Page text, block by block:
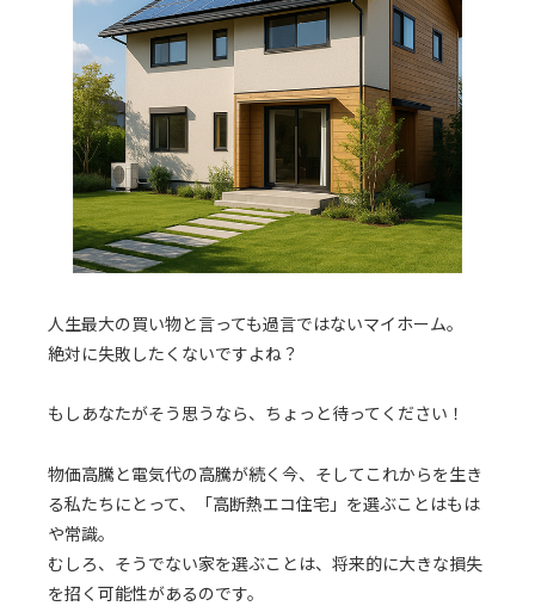
人生最大の買い物と言っても過言ではないマイホーム。
絶対に失敗したくないですよね？
もしあなたがそう思うなら、ちょっと待ってください！
物価高騰と電気代の高騰が続く今、そしてこれからを生き
る私たちにとって、「高断熱エコ住宅」を選ぶことはもは
や常識。
むしろ、そうでない家を選ぶことは、将来的に大きな損失
を招く可能性があるのです。